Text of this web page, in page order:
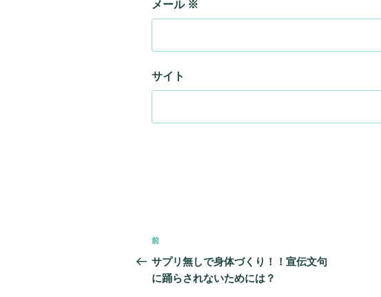
メール ※
サイト
投
稿
ナ
前
の
投
前
サプリ無しで身体づくり！！宣伝文句
に踊らされないためには？